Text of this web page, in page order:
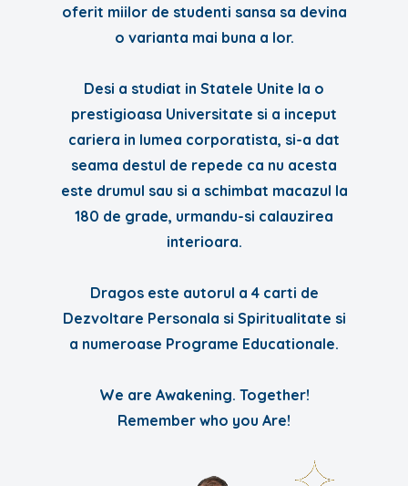
oferit miilor de studenti sansa sa devina
o varianta mai buna a lor.
Desi a studiat in Statele Unite la o
prestigioasa Universitate si a inceput
cariera in lumea corporatista, si-a dat
seama destul de repede ca nu acesta
este drumul sau si a schimbat macazul la
180 de grade, urmandu-si calauzirea
interioara.
Dragos este autorul a 4 carti de
Dezvoltare Personala si Spiritualitate si
a numeroase Programe Educationale.
We are Awakening. Together!
Remember who you Are!